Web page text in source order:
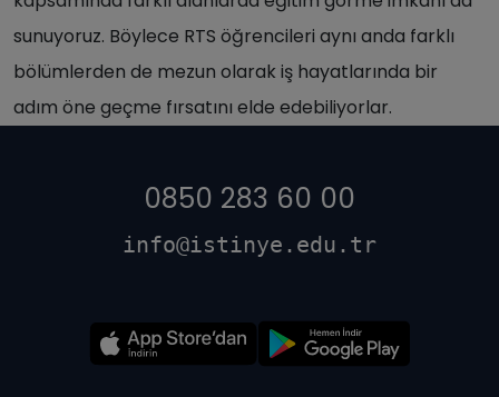
sunuyoruz. Böylece RTS öğrencileri aynı anda farklı
bölümlerden de mezun olarak iş hayatlarında bir
adım öne geçme fırsatını elde edebiliyorlar.
0850 283 60 00
info@istinye.edu.tr